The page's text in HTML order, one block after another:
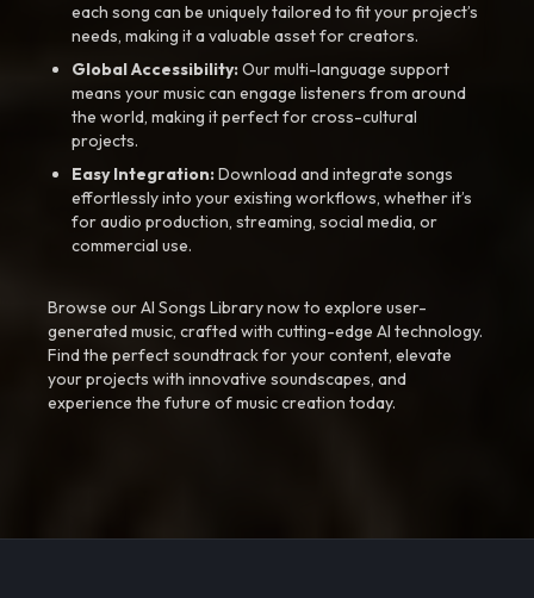
each song can be uniquely tailored to fit your project’s
needs, making it a valuable asset for creators.
Global Accessibility:Our multi-language support
means your music can engage listeners from around
the world, making it perfect for cross-cultural
projects.
Easy Integration:Download and integrate songs
effortlessly into your existing workflows, whether it’s
for audio production, streaming, social media, or
commercial use.
Browse our AI Songs Library now to explore user-
generated music, crafted with cutting-edge AI technology.
Find the perfect soundtrack for your content, elevate
your projects with innovative soundscapes, and
experience the future of music creation today.